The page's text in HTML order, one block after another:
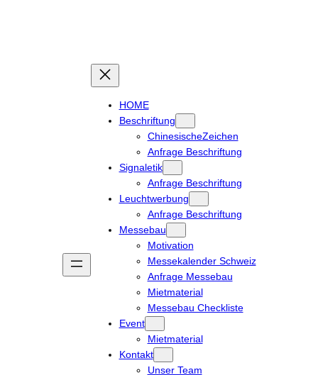
HOME
Beschriftung
ChinesischeZeichen
Anfrage Beschriftung
Signaletik
Anfrage Beschriftung
Leuchtwerbung
Anfrage Beschriftung
Messebau
Motivation
Messekalender Schweiz
Anfrage Messebau
Mietmaterial
Messebau Checkliste
Event
Mietmaterial
Kontakt
Unser Team